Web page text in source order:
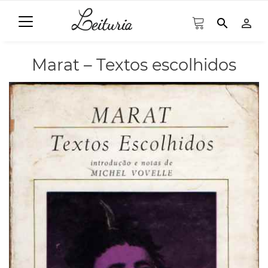
search person_outline
Marat – Textos escolhidos